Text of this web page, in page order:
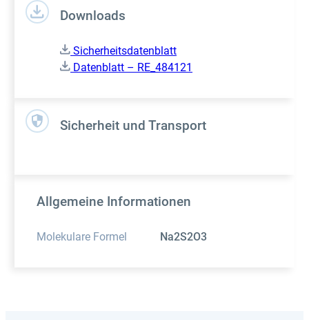
Downloads
Sicherheitsdatenblatt
Datenblatt – RE_484121
Sicherheit und Transport
Allgemeine Informationen
Molekulare Formel Na2S2O3